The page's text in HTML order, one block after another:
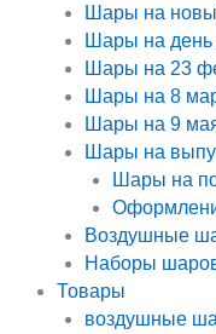
Шары на
Шары на
Шары на 23
Шары на 8
Шары на 9
Шары на
Шары на
Воздушные
Наборы
Товары
воздушные